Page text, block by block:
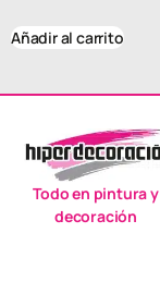
Añadir al carrito
Todo en pintura y
decoración